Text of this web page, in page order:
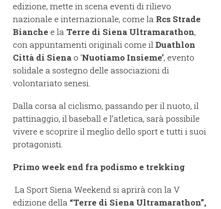
edizione, mette in scena eventi di rilievo
nazionale e internazionale, come la Rcs Strade
Bianche e la Terre di Siena Ultramarathon,
con appuntamenti originali come ilDuathlon
Città di Sienao ‘Nuotiamo Insieme’, evento
solidale a sostegno delle associazioni di
volontariato senesi.
Dalla corsa al ciclismo, passando per il nuoto, il
pattinaggio, il baseball e l’atletica, sarà possibile
vivere e scoprire il meglio dello sport e tutti i suoi
protagonisti.
Primo week end fra podismo e trekking
La Sport Siena Weekend si aprirà con la V
edizione della “Terre di Siena Ultramarathon”,